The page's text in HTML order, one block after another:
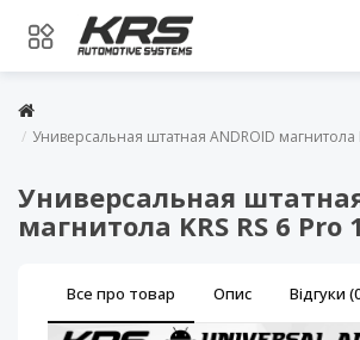
Универсальная штатная ANDROID магнитола
Универсальная
магнитола KRS RS 6 Pro
Все про товар Опис Відгуки